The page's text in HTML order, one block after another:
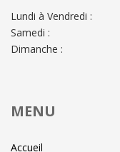
Lundi à Vendredi :
Samedi :
Dimanche :
MENU
Accueil